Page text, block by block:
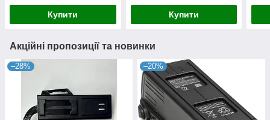
Купити Купити
Акційні пропозиції та новинки
–28% –20%